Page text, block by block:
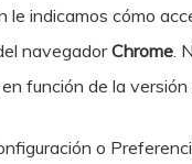
le indicamos cómo
navegadorChrome.
función de la
o